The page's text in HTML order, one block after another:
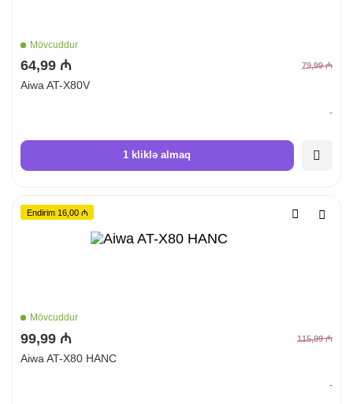
Mövcuddur
64,99 ₼ 79,99 ₼
Aiwa AT-X80V
1 kliklə almaq
Endirim 16,00 ₼
Mövcuddur
99,99 ₼ 115,99 ₼
Aiwa AT-X80 HANC